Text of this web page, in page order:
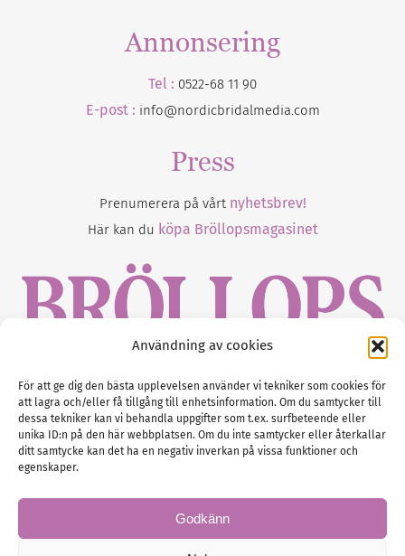
Användning av cookies
För att ge dig den bästa upplevelsen använder vi tekniker som cookies för
att lagra och/eller få tillgång till enhetsinformation. Om du samtycker till
dessa tekniker kan vi behandla uppgifter som t.ex. surfbeteende eller
unika ID:n på den här webbplatsen. Om du inte samtycker eller återkallar
ditt samtycke kan det ha en negativ inverkan på vissa funktioner och
egenskaper.
Godkänn
Annonsering
Tel : 0522-68 11 90
E-post : info@nordicbridalmedia.com
Press
Prenumerera på vårt nyhetsbrev!
Här kan du köpa Bröllopsmagasinet
Gustaf Mattssons väg 2, 451 50 Uddevalla
Tel :0522-68 11 90
E-post:info@nordicbridalmedia.com